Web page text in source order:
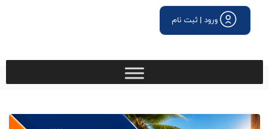
ورود | ثبت نام